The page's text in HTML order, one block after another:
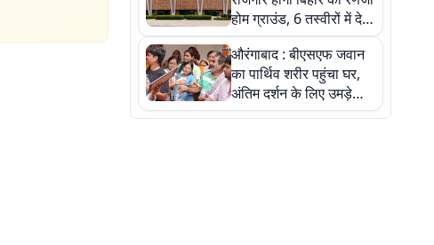
होम ग्राउंड, 6 तस्वीरों में देखें
नए स्टेडियम की पूरी कहानी
औरंगाबाद : बीएसएफ जवान
का पार्थिव शरीर पहुंचा घर,
अंतिम दर्शन के लिए उमड़े
लोग